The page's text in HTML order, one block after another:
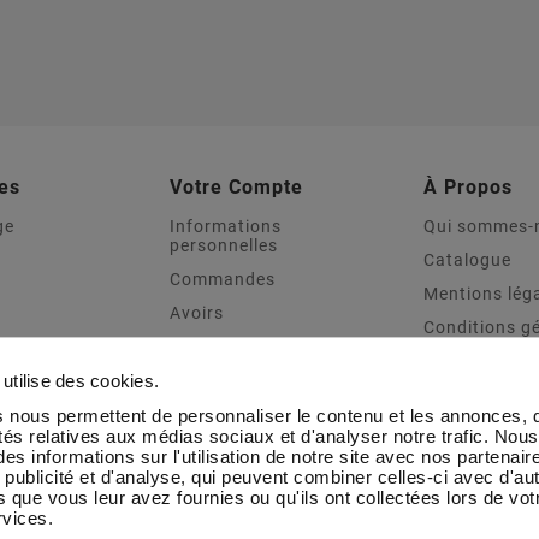
Votre Compte
Informations
personnelles
Commandes
Avoirs
Mes alertes
À Propos
Qui
Catalogue
Mentions
Conditions
Contactez-
Blog CMC
des cookies.
nous permettent de personnaliser le contenu et les annonces,
relatives aux médias sociaux et d'analyser notre trafic.
informations sur l'utilisation de notre site avec nos
et d'analyse, qui peuvent combiner celles-ci avec
que vous leur avez fournies ou qu'ils ont collectées lors de